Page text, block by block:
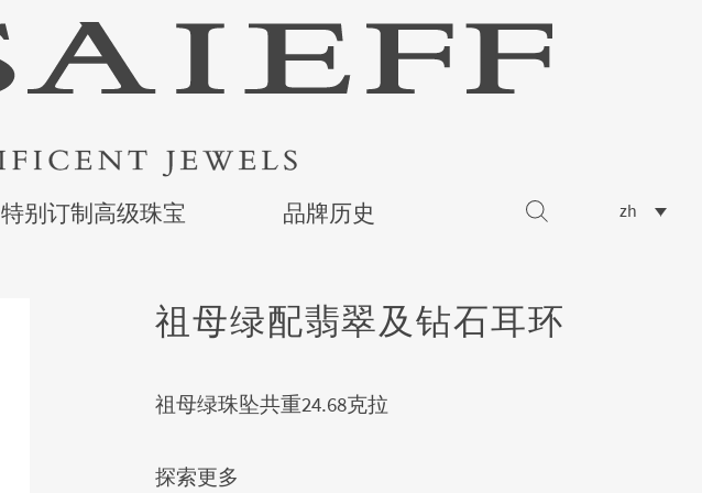
特别订制高级珠宝 品牌历史 zh
祖母绿配翡翠及钻石耳环
祖母绿珠坠共重24.68克拉
探索更多